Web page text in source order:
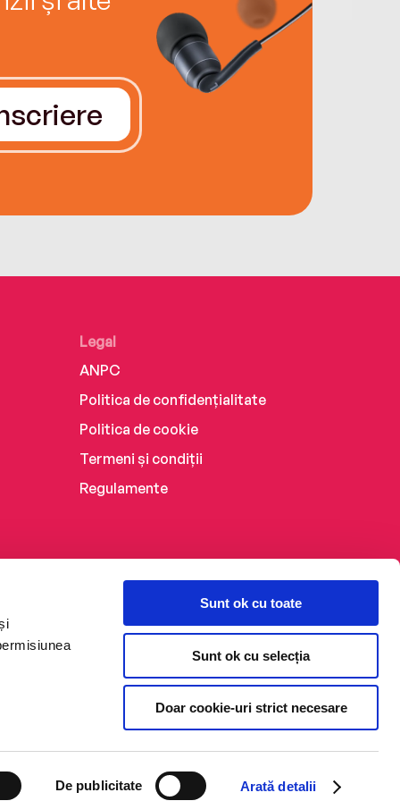
De publicitate Arată detalii
Sunt ok cu toate
Sunt ok cu selecția
Doar cookie-uri strict necesare
Legal
ANPC
Politica de confidențialitate
Politica de cookie
Termeni și condiții
Regulamente